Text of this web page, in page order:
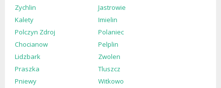
Zychlin
Jastrowie
Kalety
Imielin
Polczyn Zdroj
Polaniec
Chocianow
Pelplin
Lidzbark
Zwolen
Praszka
Tluszcz
Pniewy
Witkowo